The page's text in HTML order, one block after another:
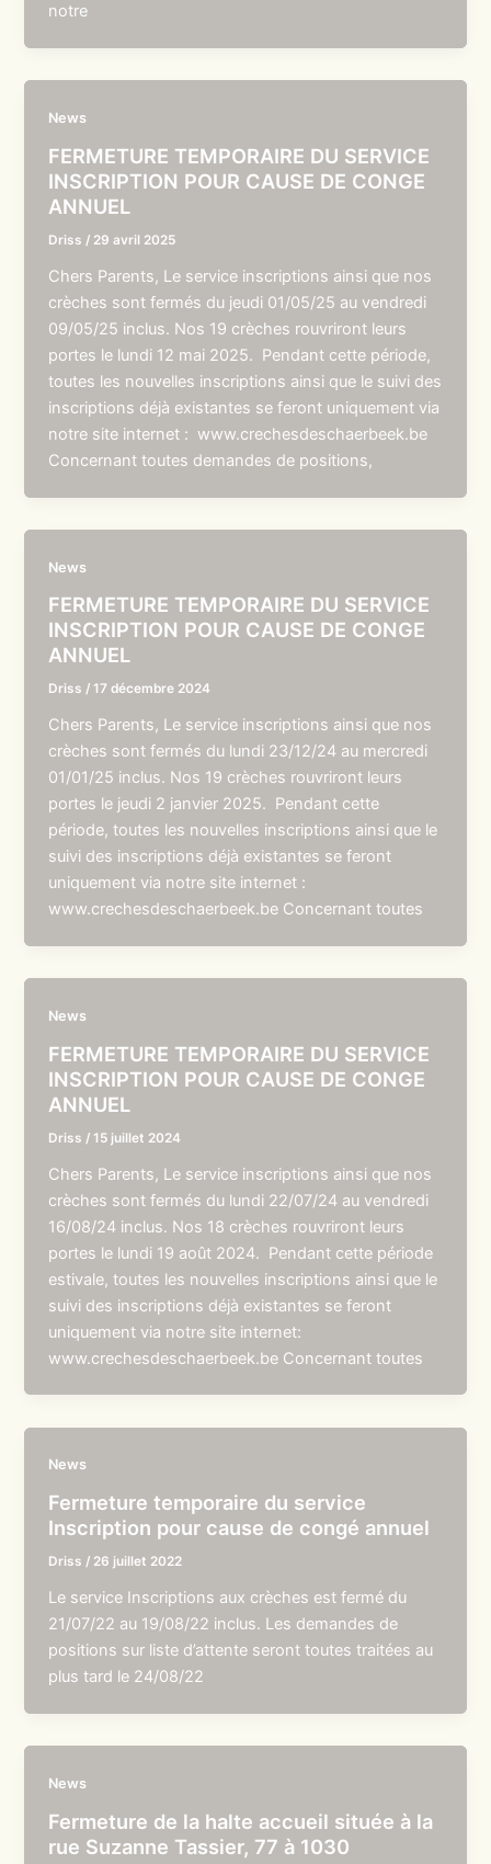
notre
News
FERMETURE TEMPORAIRE DU SERVICE
INSCRIPTION POUR CAUSE DE CONGE
ANNUEL
Driss / 29 avril 2025
Chers Parents, Le service inscriptions ainsi que nos
crèches sont fermés du jeudi 01/05/25 au vendredi
09/05/25 inclus. Nos 19 crèches rouvriront leurs
portes le lundi 12 mai 2025. Pendant cette période,
toutes les nouvelles inscriptions ainsi que le suivi des
inscriptions déjà existantes se feront uniquement via
notre site internet : www.crechesdeschaerbeek.be
Concernant toutes demandes de positions,
News
FERMETURE TEMPORAIRE DU SERVICE
INSCRIPTION POUR CAUSE DE CONGE
ANNUEL
Driss /17 décembre 2024
Chers Parents, Le service inscriptions ainsi que nos
crèches sont fermés du lundi 23/12/24 au mercredi
01/01/25 inclus. Nos 19 crèches rouvriront leurs
portes le jeudi 2 janvier 2025. Pendant cette
période, toutes les nouvelles inscriptions ainsi que le
suivi des inscriptions déjà existantes se feront
uniquement via notre site internet :
www.crechesdeschaerbeek.be Concernant toutes
News
FERMETURE TEMPORAIRE DU SERVICE
INSCRIPTION POUR CAUSE DE CONGE
ANNUEL
Driss /15 juillet 2024
Chers Parents, Le service inscriptions ainsi que nos
crèches sont fermés du lundi 22/07/24 au vendredi
16/08/24 inclus. Nos 18 crèches rouvriront leurs
portes le lundi 19 août 2024. Pendant cette période
estivale, toutes les nouvelles inscriptions ainsi que le
suivi des inscriptions déjà existantes se feront
uniquement via notre site internet:
www.crechesdeschaerbeek.be Concernant toutes
News
Fermeture temporaire du service
Inscription pour cause de congé annuel
Driss / 26 juillet 2022
Le service Inscriptions aux crèches est fermé du
21/07/22 au 19/08/22 inclus. Les demandes de
positions sur liste d’attente seront toutes traitées au
plus tard le 24/08/22
News
Fermeture de la halte accueil située à la
rue Suzanne Tassier, 77 à 1030